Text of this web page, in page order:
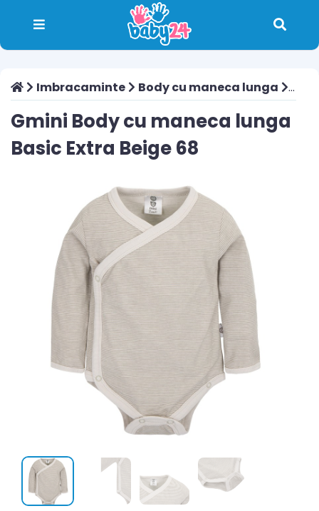
Imbracaminte Body cu maneca lunga
Gmini Body cu maneca lunga
Basic Extra Beige 68